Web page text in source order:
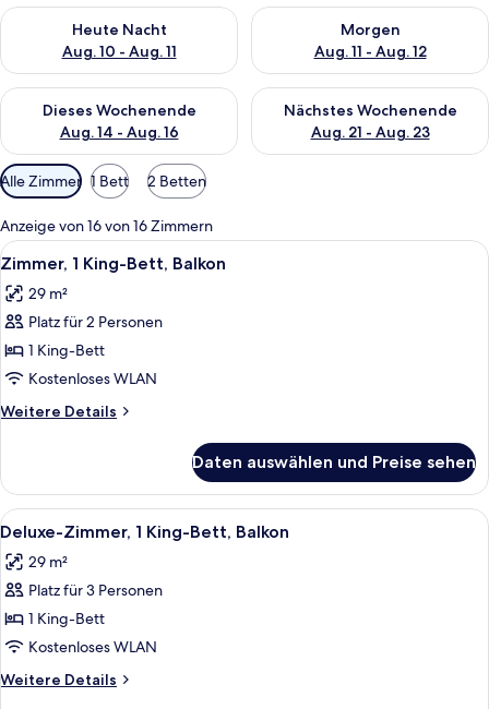
Heute Nacht
Aug. 10 - Aug. 11
Überprüfe die Verfügbarkeit für heute Nacht, Aug. 10 - Aug.
Morgen
Aug. 11 - Aug. 12
Überprüfe die Verfügbarkeit
Dieses Wochenende
Aug. 14 - Aug. 16
Überprüfe die Verfügbarkeit für dieses Wochenende, Aug. 14
Nächstes Wochenende
Aug. 21 - Aug. 23
Überprüfe die Verfügbarkeit
Verfügbare
Filter
für
Zimmer
Alle Zimmer 1 Bett 2 Betten
Anzeige von 16 von 16 Zimmern
Alle
Fotos
für
Zimmer,
1 King-
Bett,
Balkon
anzeigen
Ein Hotelzimmer mit einem großen
5
Zimmer, 1 King-Bett, Balkon
29 m²
Platz für 2 Personen
1 King-Bett
Kostenloses WLAN
Weitere Details
Weitere
1 King-
Bett,
Balkon
Daten auswählen und Preise sehen
Alle
Fotos
für
Deluxe-
Zimmer,
1 King-
Bett,
Balkon
Ein Hotelzimmer mit einem großen
8
Deluxe-Zimmer, 1 King-Bett, Balkon
29 m²
Platz für 3 Personen
1 King-Bett
Kostenloses WLAN
Weitere Details
Weitere